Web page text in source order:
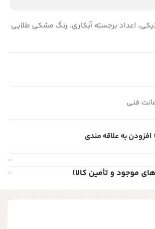
اعداد برجسته آبکاری، رنگ مشکی طلایی
افزودن به علاقه مندی
موجود و تأمین کالا)